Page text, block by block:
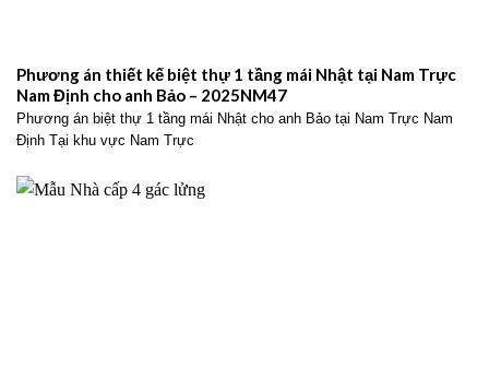
Phương án thiết kế biệt thự 1 tầng mái Nhật tại Nam Trực
Nam Định cho anh Bảo – 2025NM47
Phương án biệt thự 1 tầng mái Nhật cho anh Bảo tại Nam Trực Nam
Định Tại khu vực Nam Trực